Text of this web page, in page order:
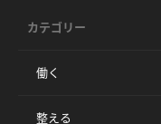
カテゴリー
働く
整える